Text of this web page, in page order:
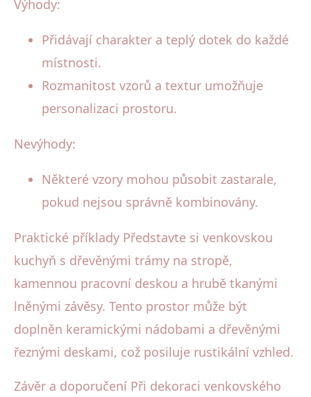
Výhody:
Přidávají charakter a teplý dotek do každé
místnosti.
Rozmanitost vzorů a textur umožňuje
personalizaci prostoru.
Nevýhody:
Některé vzory mohou působit zastarale,
pokud nejsou správně kombinovány.
Praktické příklady Představte si venkovskou
kuchyň s dřevěnými trámy na stropě,
kamennou pracovní deskou a hrubě tkanými
lněnými závěsy. Tento prostor může být
doplněn keramickými nádobami a dřevěnými
řeznými deskami, což posiluje rustikální vzhled.
Závěr a doporučení Při dekoraci venkovského